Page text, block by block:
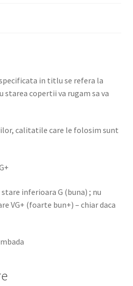
in titlu se refera la
copertii va rugam sa va
calitatile care le folosim sunt
inferioara G (buna) ; nu
VG+ (foarte bun+) – chiar daca